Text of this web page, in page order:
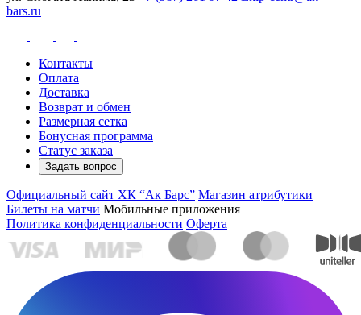
bars.ru
Контакты
Оплата
Доставка
Возврат и обмен
Размерная сетка
Бонусная программа
Статус заказа
Задать вопрос
Официальный сайт ХК “Ак Барс” Магазин атрибутики
Билеты на матчи Мобильные приложения
Политика конфиденциальности Оферта